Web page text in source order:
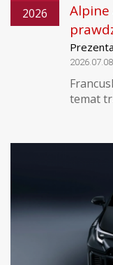
2026
Alpine
2026.07.08
temat